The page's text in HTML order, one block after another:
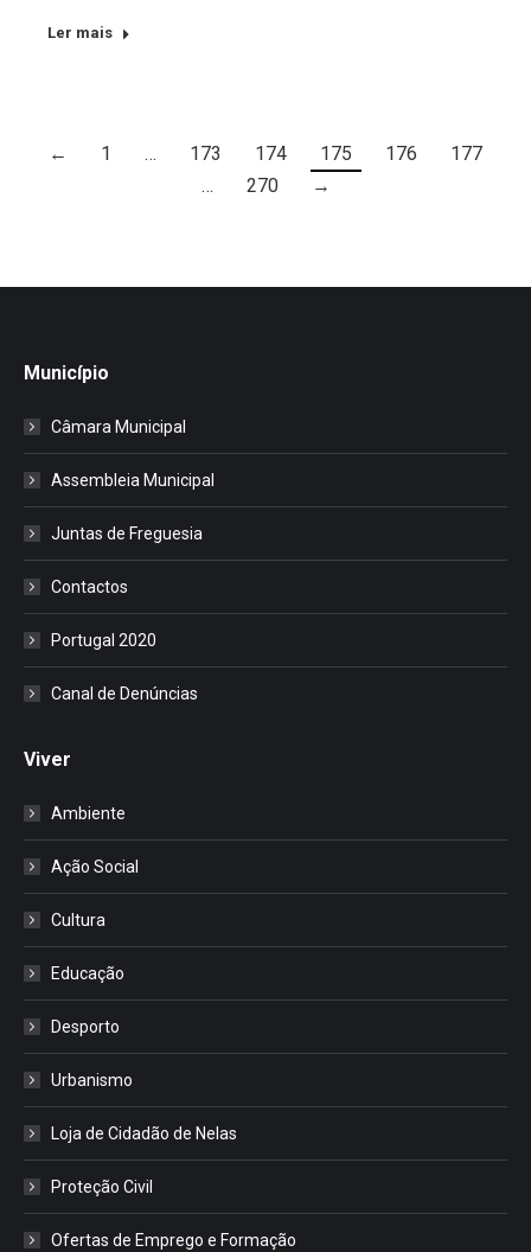
Ler mais
← 1 … 173 174 175 176
177
…
270 →
Município
Câmara Municipal
Assembleia Municipal
Juntas de Freguesia
Contactos
Portugal 2020
Canal de Denúncias
Viver
Ambiente
Ação Social
Cultura
Educação
Desporto
Urbanismo
Loja de Cidadão de Nelas
Proteção Civil
Ofertas de Emprego e Formação